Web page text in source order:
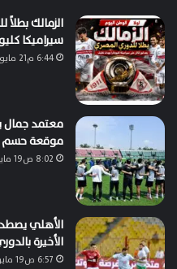
الزمالك
سيراميكا
6:44 م21 مايو، 2026
معتمد جمال
موقعة حسم
8:02 ص19 مايو، 2026
الأهلي
الأخيرة
6:57 ص19 مايو، 2026